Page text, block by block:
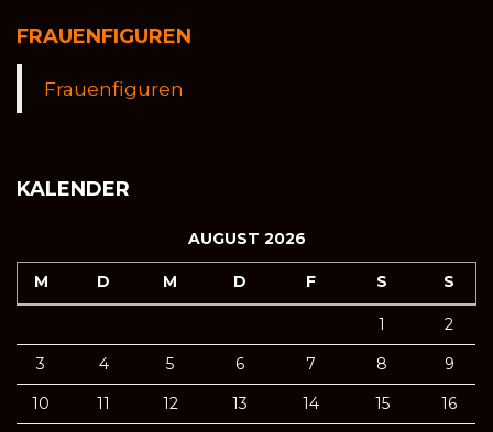
FRAUENFIGUREN
Frauenfiguren
KALENDER
AUGUST 2026
M D M D F S S
1
2
3
4 5 6 7 8
9
10
11 12 13 14 15
16